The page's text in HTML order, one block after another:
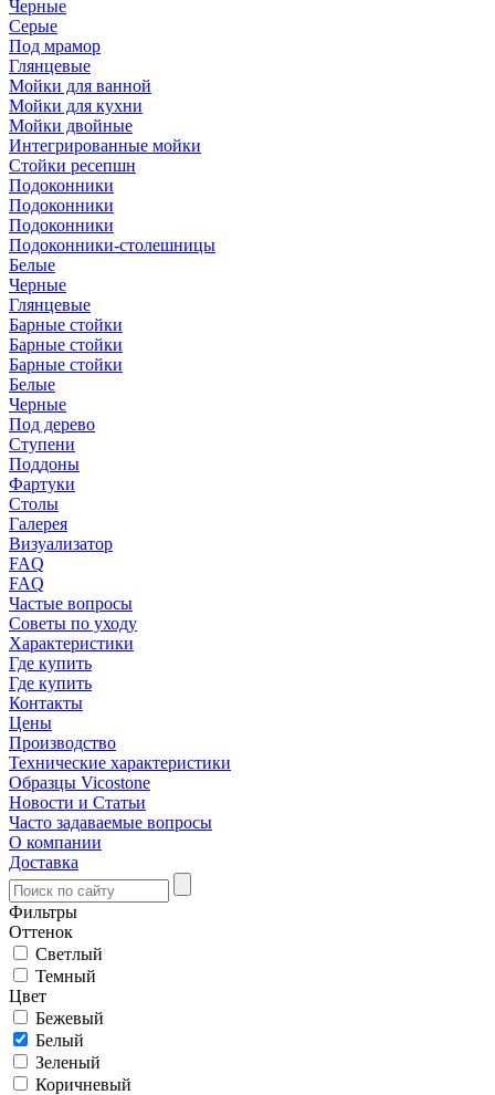
Черные
Серые
Под мрамор
Глянцевые
Мойки для ванной
Мойки для кухни
Мойки двойные
Интегрированные мойки
Стойки ресепшн
Подоконники
Подоконники
Подоконники
Подоконники-столешницы
Белые
Черные
Глянцевые
Барные стойки
Барные стойки
Барные стойки
Белые
Черные
Под дерево
Ступени
Поддоны
Фартуки
Столы
Галерея
Визуализатор
FAQ
FAQ
Частые вопросы
Советы по уходу
Характеристики
Где купить
Где купить
Контакты
Цены
Производство
Технические характеристики
Образцы Vicostone
Новости и Статьи
Часто задаваемые вопросы
О компании
Доставка
Фильтры
Оттенок
Светлый
Темный
Цвет
Бежевый
Белый
Зеленый
Коричневый